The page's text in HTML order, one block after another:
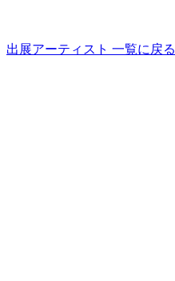
出展アーティスト 一覧に戻る